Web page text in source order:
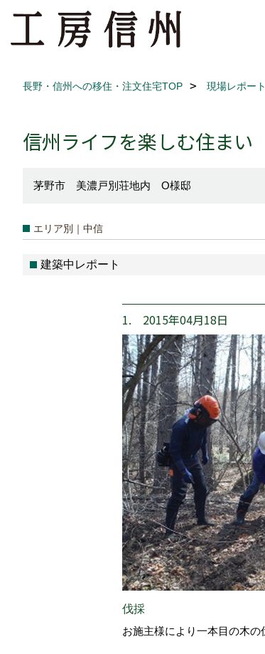
長野・信州への移住・注文住宅TOP 現場レポー
信州ライフを楽しむ住まい
茅野市 美濃戸別荘地内 O様邸
エリア別｜中信
建築中レポート
1. 2015年04月18日
伐採
お施主様により一本目の木の